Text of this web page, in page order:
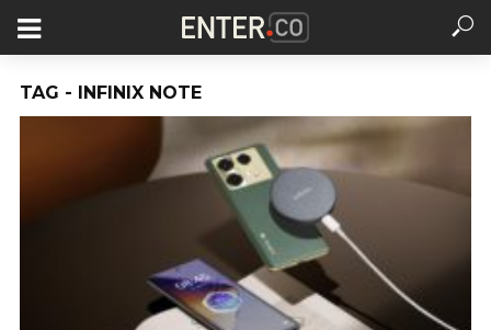
TAG - INFINIX NOTE